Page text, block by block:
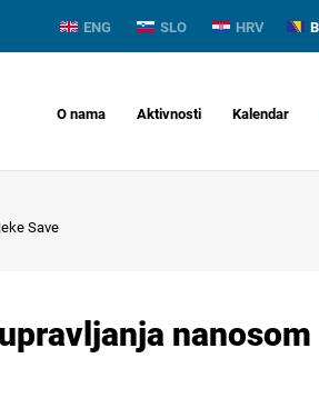
ENG SLO HRV
O nama Aktivnosti Kalendar
Save